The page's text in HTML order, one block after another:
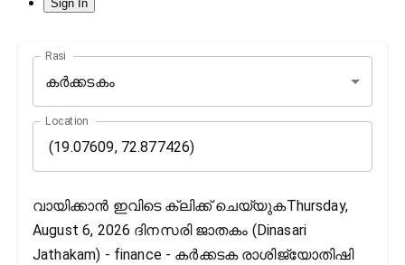
Sign In
Rasi
കർക്കടകം
Location
വായിക്കാൻ ഇവിടെ ക്ലിക്ക് ചെയ്യുകThursday,
August 6, 2026 ദിനസരി ജാതകം (Dinasari
Jathakam) - finance - കർക്കടക രാശിജ്യോതിഷി